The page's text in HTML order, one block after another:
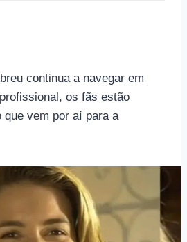
continua a navegar em
os fãs estão
vem por aí para a